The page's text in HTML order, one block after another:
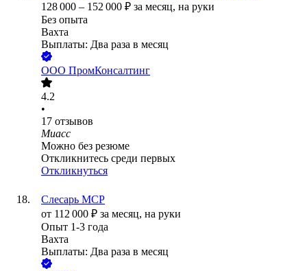
128 000 – 152 000 ₽ за месяц, на руки
Без опыта
Вахта
Выплаты: Два раза в месяц
ООО ПромКонсалтинг
4.2
•
17 отзывов
Миасс
Можно без резюме
Откликнитесь среди первых
Откликнуться
Слесарь МСР
от 112 000 ₽ за месяц, на руки
Опыт 1-3 года
Вахта
Выплаты: Два раза в месяц